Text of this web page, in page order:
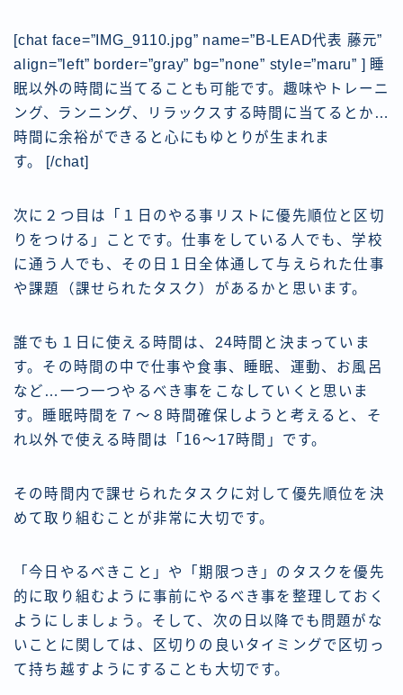
[chat face=”IMG_9110.jpg” name=”B-LEAD代表 藤元”
align=”left” border=”gray” bg=”none” style=”maru” ] 睡
眠以外の時間に当てることも可能です。趣味やトレーニ
ング、ランニング、リラックスする時間に当てるとか…
時間に余裕ができると心にもゆとりが生まれま
す。
[/chat]
次に２つ目は
「１日のやる事リストに優先順位と区切
りをつける」
ことです。仕事をしている人でも、学校
に通う人でも、その日１日全体通して与えられた仕事
や課題（課せられたタスク）があるかと思います。
誰でも１日に使える時間は、24時間と決まっていま
す。その時間の中で仕事や食事、睡眠、運動、お風呂
など…一つ一つやるべき事をこなしていくと思いま
す。睡眠時間を７〜８時間確保しようと考えると、そ
れ以外で使える時間は「16〜17時間」です。
その時間内で課せられたタスクに対して優先順位を決
めて取り組むことが非常に大切です。
「今日やるべきこと」や「期限つき」のタスクを優先
的に取り組むように事前にやるべき事を整理しておく
ようにしましょう。そして、次の日以降でも問題がな
いことに関しては、区切りの良いタイミングで区切っ
て持ち越すようにすることも大切です。